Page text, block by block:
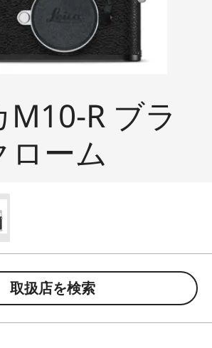
M10-R ブラ
ローム
取扱店を検索